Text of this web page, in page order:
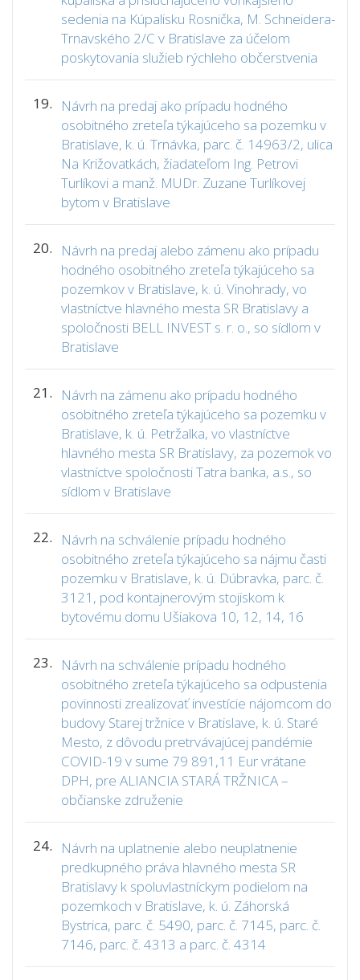
sedenia na Kúpalisku Rosnička, M. Schneidera-
Trnavského 2/C v Bratislave za účelom
poskytovania služieb rýchleho občerstvenia
19.
Návrh na predaj ako prípadu hodného
osobitného zreteľa týkajúceho sa pozemku v
Bratislave, k. ú. Trnávka, parc. č. 14963/2, ulica
Na Križovatkách, žiadateľom Ing. Petrovi
Turlíkovi a manž. MUDr. Zuzane Turlíkovej
bytom v Bratislave
20.
Návrh na predaj alebo zámenu ako prípadu
hodného osobitného zreteľa týkajúceho sa
pozemkov v Bratislave, k. ú. Vinohrady, vo
vlastníctve hlavného mesta SR Bratislavy a
spoločnosti BELL INVEST s. r. o., so sídlom v
Bratislave
21.
Návrh na zámenu ako prípadu hodného
osobitného zreteľa týkajúceho sa pozemku v
Bratislave, k. ú. Petržalka, vo vlastníctve
hlavného mesta SR Bratislavy, za pozemok vo
vlastníctve spoločnosti Tatra banka, a.s., so
sídlom v Bratislave
22.
Návrh na schválenie prípadu hodného
osobitného zreteľa týkajúceho sa nájmu časti
pozemku v Bratislave, k. ú. Dúbravka, parc. č.
3121, pod kontajnerovým stojiskom k
bytovému domu Ušiakova 10, 12, 14, 16
23.
Návrh na schválenie prípadu hodného
osobitného zreteľa týkajúceho sa odpustenia
povinnosti zrealizovať investície nájomcom do
budovy Starej tržnice v Bratislave, k. ú. Staré
Mesto, z dôvodu pretrvávajúcej pandémie
COVID-19 v sume 79 891,11 Eur vrátane
DPH, pre ALIANCIA STARÁ TRŽNICA –
občianske združenie
24.
Návrh na uplatnenie alebo neuplatnenie
predkupného práva hlavného mesta SR
Bratislavy k spoluvlastníckym podielom na
pozemkoch v Bratislave, k. ú. Záhorská
Bystrica, parc. č. 5490, parc. č. 7145, parc. č.
7146, parc. č. 4313 a parc. č. 4314